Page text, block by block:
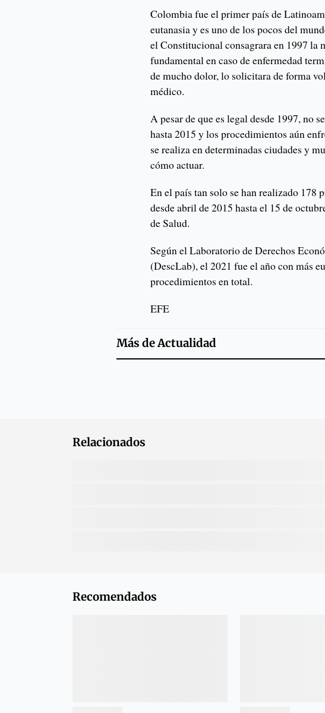
Colombia fue el primer país de
eutanasia y es uno de los pocos del
el Constitucional consagrara en 1997 la
fundamental en caso de enfermedad
de mucho dolor, lo solicitara de forma
médico.
A pesar de que es legal desde 1997, no
hasta 2015 y los procedimientos aún
se realiza en determinadas ciudades y
cómo actuar.
En el país tan solo se han realizado 178
desde abril de 2015 hasta el 15 de
de Salud.
Según el Laboratorio de Derechos
(DescLab), el 2021 fue el año con más
procedimientos en total.
EFE
Más deActualidad
Relacionados
Recomendados